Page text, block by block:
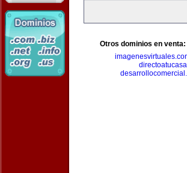
Otros dominios en venta: